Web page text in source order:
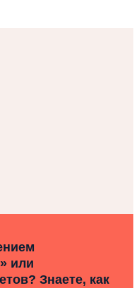
или
Знаете, как